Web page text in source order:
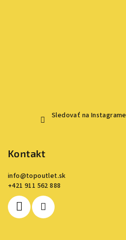
Sledovať na Instagrame
Kontakt
info@topoutlet.sk
+421 911 562 888